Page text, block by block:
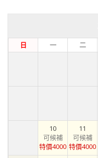
日 一 二
10
可候補
特價4000
11
可候補
特價4000